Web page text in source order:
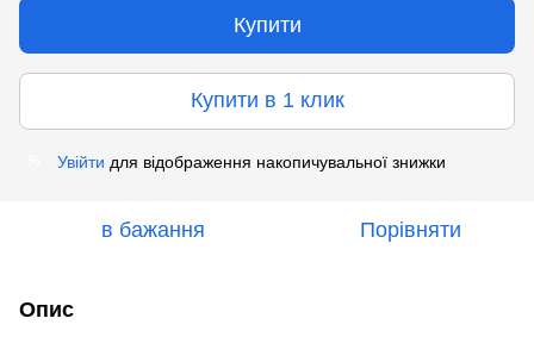
Купити
Купити в 1 клик
Увійти для відображення накопичувальної знижки
в бажання Порівняти
Опис